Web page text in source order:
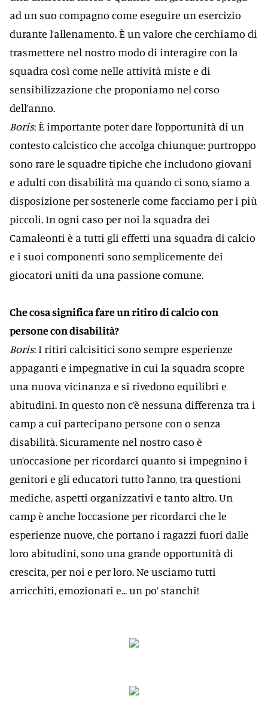
ad un suo compagno come eseguire un esercizio
durante l’allenamento. È un valore che cerchiamo di
trasmettere nel nostro modo di interagire con la
squadra così come nelle attività miste e di
sensibilizzazione che proponiamo nel corso
dell’anno.
Boris: È importante poter dare l’opportunità di un
contesto calcistico che accolga chiunque: purtroppo
sono rare le squadre tipiche che includono giovani
e adulti con disabilità ma quando ci sono, siamo a
disposizione per sostenerle come facciamo per i più
piccoli. In ogni caso per noi la squadra dei
Camaleonti è a tutti gli effetti una squadra di calcio
e i suoi componenti sono semplicemente dei
giocatori uniti da una passione comune.
Che cosa significa fare un ritiro di calcio con
persone con disabilità?
Boris: I ritiri calcisitici sono sempre esperienze
appaganti e impegnative in cui la squadra scopre
una nuova vicinanza e si rivedono equilibri e
abitudini. In questo non c’è nessuna differenza tra i
camp a cui partecipano persone con o senza
disabilità. Sicuramente nel nostro caso è
un’occasione per ricordarci quanto si impegnino i
genitori e gli educatori tutto l’anno, tra questioni
mediche, aspetti organizzativi e tanto altro. Un
camp è anche l’occasione per ricordarci che le
esperienze nuove, che portano i ragazzi fuori dalle
loro abitudini, sono una grande opportunità di
crescita, per noi e per loro. Ne usciamo tutti
arricchiti, emozionati e... un po’ stanchi!